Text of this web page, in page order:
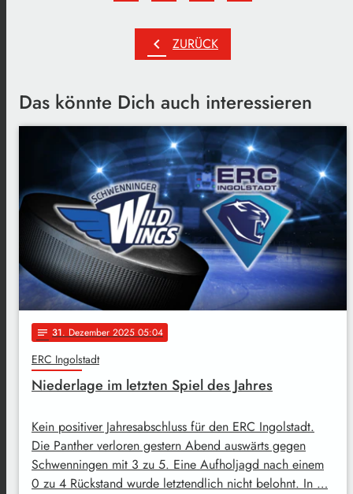
chevron_left ZURÜCK
Das könnte Dich auch interessieren
notes 31. Dezember 2025 05:04
ERC Ingolstadt
Niederlage im letzten Spiel des Jahres
Kein positiver Jahresabschluss für den ERC Ingolstadt.
Die Panther verloren gestern Abend auswärts gegen
Schwenningen mit 3 zu 5. Eine Aufholjagd nach einem
0 zu 4 Rückstand wurde letztendlich nicht belohnt. In …